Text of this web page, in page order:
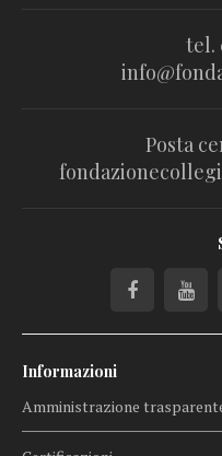
tel.
Posta
Informazioni
Amministrazione